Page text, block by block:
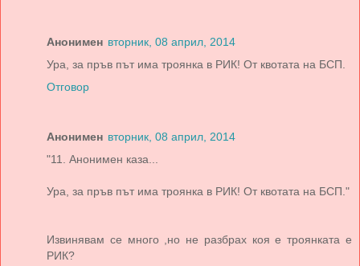
Анонимен вторник, 08 април, 2014
Ура, за пръв път има троянка в РИК! От квотата на БСП.
Отговор
Анонимен вторник, 08 април, 2014
"11. Анонимен каза...
Ура, за пръв път има троянка в РИК! От квотата на БСП."
Извинявам се много ,но не разбрах коя е троянката е
РИК?